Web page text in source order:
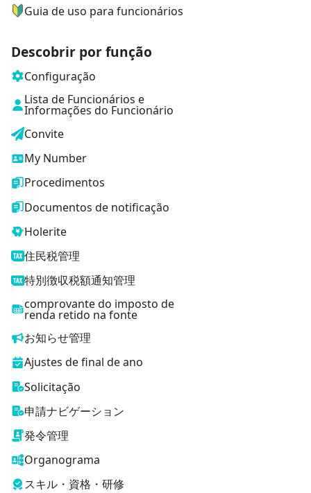
Guia de uso para funcionários
Descobrir por função
Configuração
Lista de Funcionários e
Informações do Funcionário
Convite
My Number
Procedimentos
Documentos de notificação
Holerite
住民税管理
特別徴収税額通知管理
comprovante do imposto de
renda retido na fonte
お知らせ管理
Ajustes de final de ano
Solicitação
申請ナビゲーション
発令管理
Organograma
スキル・資格・研修